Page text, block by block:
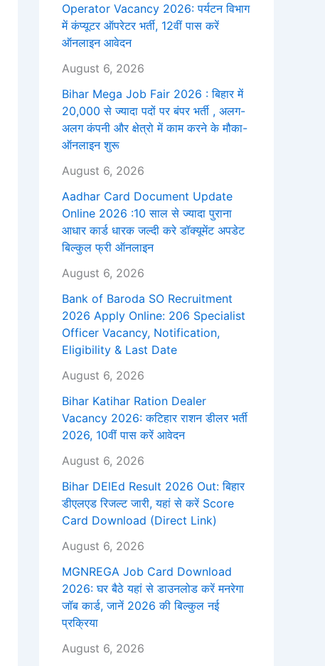
Operator Vacancy 2026: पर्यटन विभाग
में कंप्यूटर ऑपरेटर भर्ती, 12वीं पास करें
ऑनलाइन आवेदन
August 6, 2026
Bihar Mega Job Fair 2026 : बिहार में
20,000 से ज्यादा पदों पर बंपर भर्ती , अलग-
अलग कंपनी और क्षेत्रो में काम करने के मौका-
ऑनलाइन शुरू
August 6, 2026
Aadhar Card Document Update
Online 2026 :10 साल से ज्यादा पुराना
आधार कार्ड धारक जल्दी करे डॉक्यूमेंट अपडेट
बिल्कुल फ्री ऑनलाइन
August 6, 2026
Bank of Baroda SO Recruitment
2026 Apply Online: 206 Specialist
Officer Vacancy, Notification,
Eligibility & Last Date
August 6, 2026
Bihar Katihar Ration Dealer
Vacancy 2026: कटिहार राशन डीलर भर्ती
2026, 10वीं पास करें आवेदन
August 6, 2026
Bihar DElEd Result 2026 Out: बिहार
डीएलएड रिजल्ट जारी, यहां से करें Score
Card Download (Direct Link)
August 6, 2026
MGNREGA Job Card Download
2026: घर बैठे यहां से डाउनलोड करें मनरेगा
जॉब कार्ड, जानें 2026 की बिल्कुल नई
प्रक्रिया
August 6, 2026